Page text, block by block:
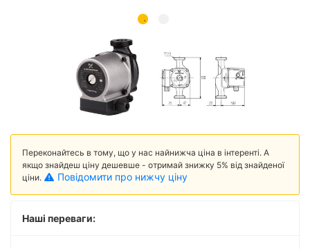
Переконайтесь в тому, що у нас найнижча ціна в інтеренті. А
якщо знайдеш ціну дешевше - отримай знижку 5% від знайденої
ціни.
Повідомити про нижчу ціну
Наші переваги: